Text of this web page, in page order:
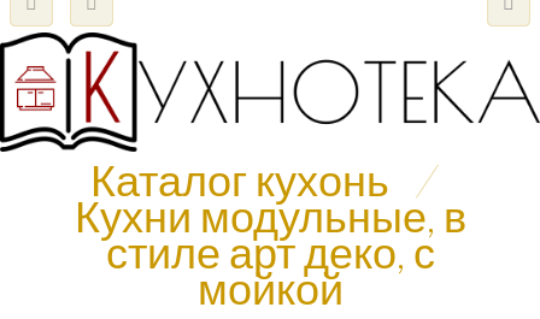
Каталог кухонь /
Кухни модульные, в
стиле арт деко, с
мойкой